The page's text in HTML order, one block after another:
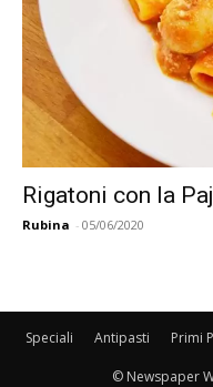
Rigatoni con la
Rubina - 05/06/2020
Speciali Antipasti Primi
© Newspaper